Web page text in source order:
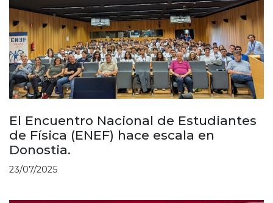
El Encuentro Nacional de Estudiantes
de Física (ENEF) hace escala en
Donostia.
23/07/2025